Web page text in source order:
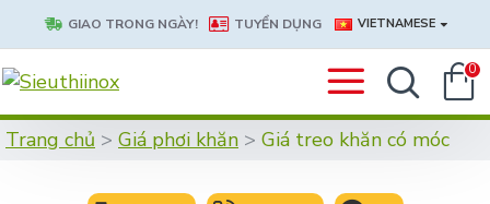
GIAO TRONG NGÀY! TUYỂN DỤNG VIETNAMESE
0
Trang chủ Giá phơi khăn Giá treo khăn có móc